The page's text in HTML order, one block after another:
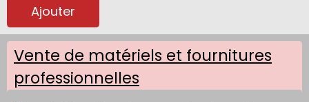
Ajouter
Vente de matériels et fournitures
professionnelles